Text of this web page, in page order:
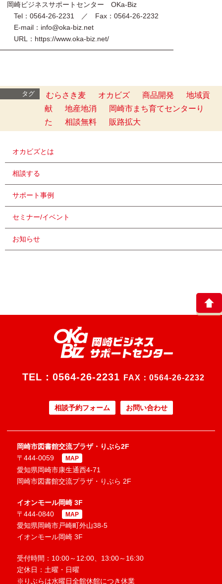
岡崎ビジネスサポートセンター OKa-Biz
Tel：0564-26-2231 ／ Fax：0564-26-2232
E-mail：info@oka-biz.net
URL：https://www.oka-biz.net/
━━━━━━━━━━━━━━━━━━━━━━━━━
タグ むらさき麦 オカビズ 商品開発
地域貢
献
地産地消
岡崎市まち育てセンターり
た
相談無料 販路拡大
オカビズとは
相談する
サポート事例
セミナー/イベント
お知らせ
TEL： 0564-26-2231 FAX：0564-26-2232
相談予約フォーム お問い合わせ
岡崎市図書館交流プラザ・りぶら2F
〒444-0059
MAP
愛知県岡崎市康生通西4-71
岡崎市図書館交流プラザ・りぶら 2F
イオンモール岡崎 3F
〒444-0840
MAP
愛知県岡崎市戸崎町外山38-5
イオンモール岡崎 3F
受付時間：10:00～12:00、13:00～16:30
定休日：土曜・日曜
※りぶらは水曜日全館休館につき休業